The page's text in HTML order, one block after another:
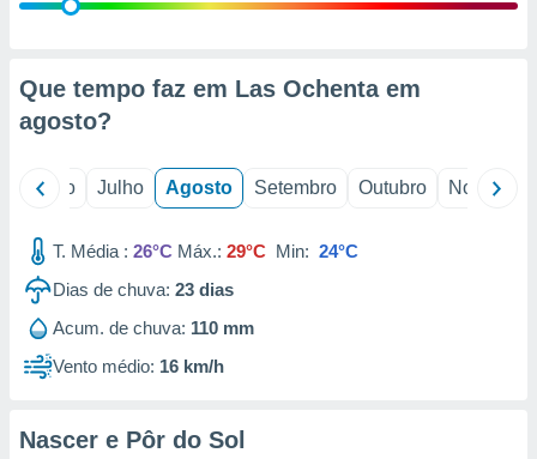
através
estudos
1199
Que tempo faz em Las Ochenta em
agosto?
Junho Julho Agosto Setembro Outubro Novembro
T. Média : 26°C Máx.: 29°C Min: 24°C
Dias de chuva: 23 dias
Acum. de chuva: 110 mm
Vento médio: 16 km/h
Nascer e Pôr do Sol